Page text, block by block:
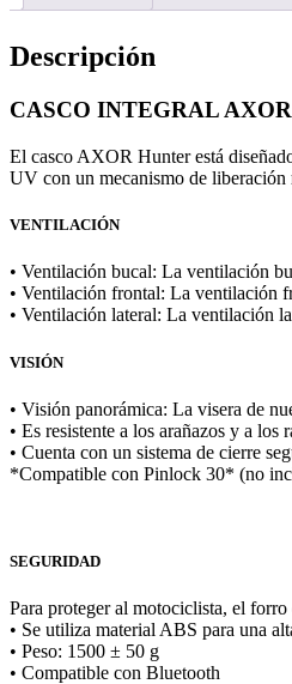
Descripción
CASCO INTEGRAL
El casco AXOR Hunter está
UV con un mecanismo de liberación
VENTILACIÓN
• Ventilación bucal: La ventilación
• Ventilación frontal: La ventilación
• Ventilación lateral: La ventilación
VISIÓN
• Visión panorámica: La visera de
• Es resistente a los arañazos y a
• Cuenta con un sistema de cierre
*Compatible con Pinlock 30* (no
SEGURIDAD
Para proteger al motociclista, el forro
• Se utiliza material ABS para una
• Peso: 1500 ± 50 g
• Compatible con Bluetooth